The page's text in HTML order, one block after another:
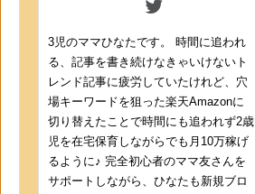
3児のママひなたです。 時間に追われ
る、記事を書き続けなきゃいけないト
レンド記事に疲労していたけれど、穴
場キーワードを狙った楽天Amazonに
切り替えたことで時間にも追われず2歳
児を在宅保育しながらでも月10万稼げ
るように♪ 完全初心者のママ友さんを
サポートしながら、ひなたも新規ブロ